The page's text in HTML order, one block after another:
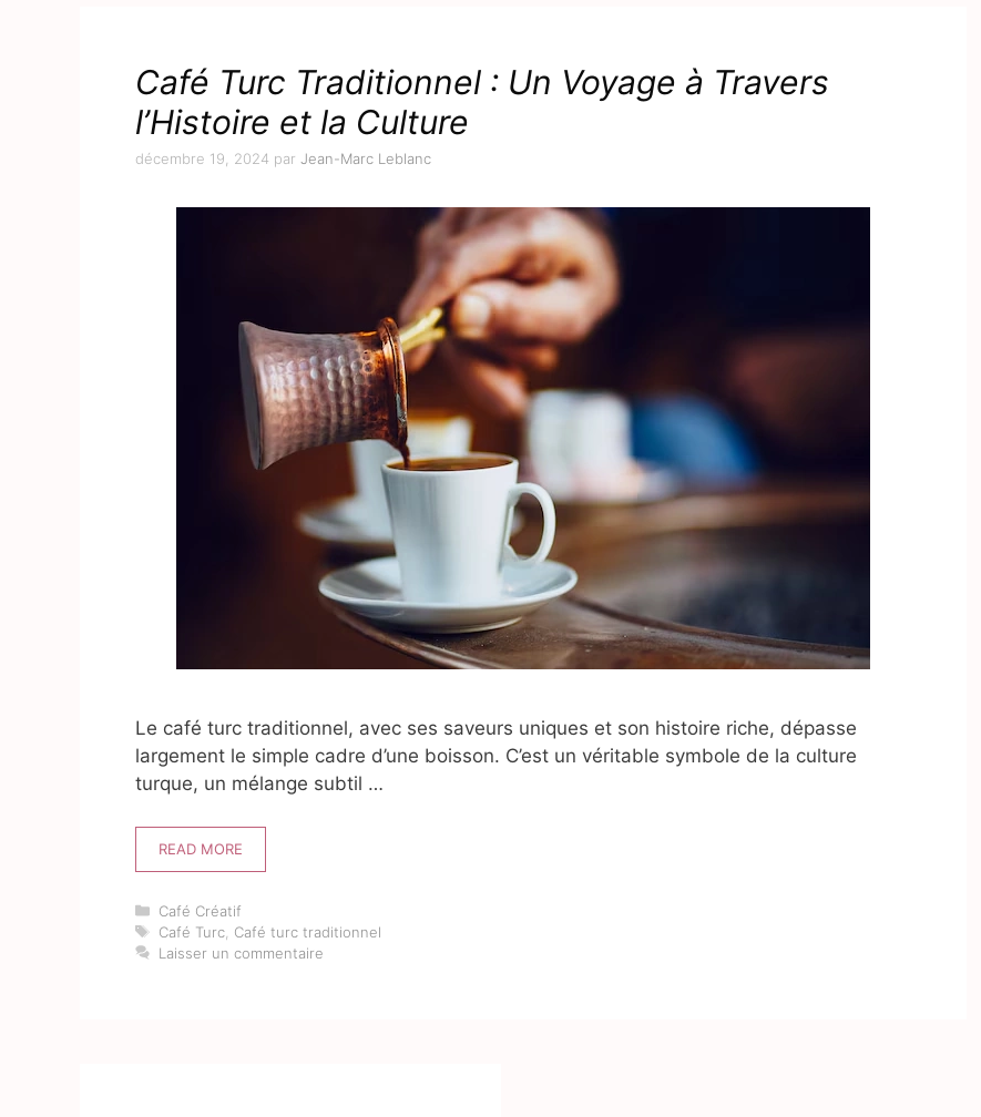
Café Turc Traditionnel : Un Voyage à Travers
l’Histoire et la Culture
décembre 19, 2024 par Jean-Marc Leblanc
Le café turc traditionnel, avec ses saveurs uniques et son histoire riche, dépasse
largement le simple cadre d’une boisson. C’est un véritable symbole de la culture
turque, un mélange subtil …
READ MORE
Catégories
Café Créatif
Étiquettes
Café Turc, Café turc traditionnel
Laisser un commentaire